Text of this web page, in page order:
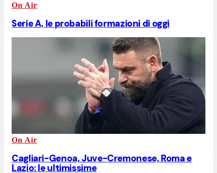
On Air
Serie A, le probabili formazioni di oggi
On Air
Cagliari-Genoa, Juve-Cremonese, Roma e
Lazio: le ultimissime